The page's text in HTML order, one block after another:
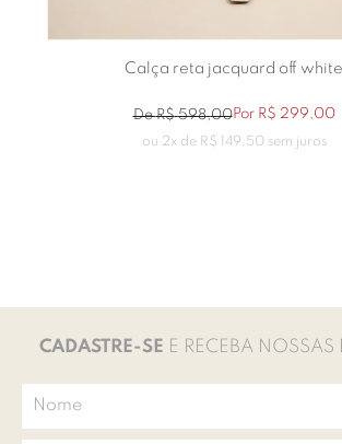
Calça reta jacquard off white
DeR$ 598,00Por R$ 299,00
ou 2x de R$ 149 50sem juros
CADASTRE-SE E RECEBA